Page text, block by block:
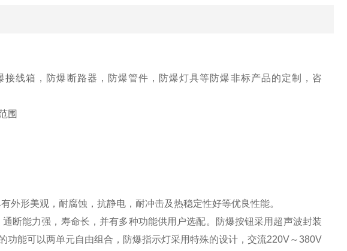
线箱，防爆断路器，防爆管件，防爆灯具等防爆非标产品的定制，咨
围
外形美观，耐腐蚀，抗静电，耐冲击及热稳定性好等优良性能。
断能力强，寿命长，并有多种功能供用户选配。防爆按钮采用超声波封装
功能可以两单元自由组合，防爆指示灯采用特殊的设计，交流220V～380V